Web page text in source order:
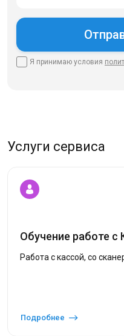
Я принимаю условия
Услуги сервиса
Обучение работе с
Работа с кассой, со
Подробнее